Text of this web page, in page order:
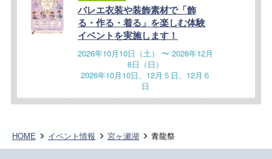
バレエ衣装や装飾素材で「飾
る・作る・着る」を楽しむ体験
イベントを実施します！
2026年10月10日（土） 〜 2026年12月
6日（日）
2026年10月10日、12月５日、12月６
日
HOME イベント情報 宮ヶ瀬湖 青龍祭